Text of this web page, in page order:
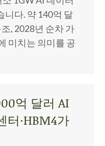
니다. 약 140억 달
, 2028년 순차 가
미치는 의미를 공
억 달러 AI
터·HBM4가